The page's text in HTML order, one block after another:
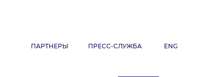
ПАРТНЕРЫ ПРЕСС-СЛУЖБА ENG